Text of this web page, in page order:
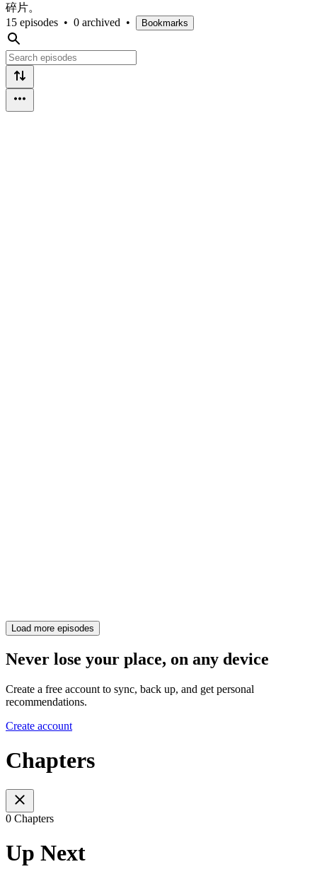
碎片。
15 episodes • 0 archived • Bookmarks
Load more episodes
Never lose your place, on any device
Create a free account to sync, back up, and get personal
recommendations.
Create account
Chapters
0 Chapters
Up Next